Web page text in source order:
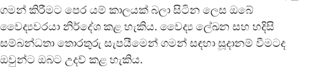
ගමන් කිරීමට පෙර යම් කාලයක් බලා සිටින ලෙස ඔබේ
වෛද්‍යවරයා නිර්දේශ කළ හැකිය. වෛද්‍ය ලේඛන සහ හදිසි
සම්බන්ධතා තොරතුරු සැපයීමෙන් ගමන් සඳහා සූදානම් වීමටද
ඔවුන්ට ඔබට උදව් කළ හැකිය.